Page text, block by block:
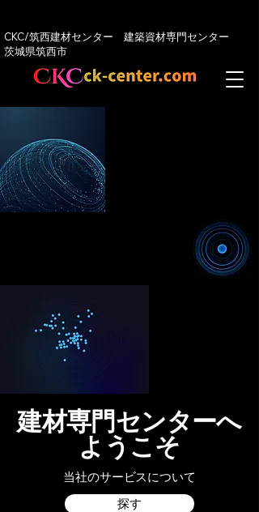
CKC/筑西建材センター 建築資材専門センター
​茨城県筑西市
建材専門センターへ
ようこそ
当社のサービスについて
探す